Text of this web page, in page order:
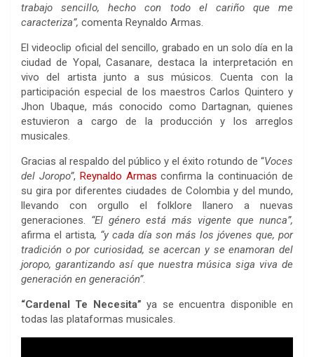
trabajo sencillo, hecho con todo el cariño que me
caracteriza”, comenta Reynaldo Armas.
El videoclip oficial del sencillo, grabado en un solo día en la
ciudad de Yopal, Casanare, destaca la interpretación en
vivo del artista junto a sus músicos. Cuenta con la
participación especial de los maestros Carlos Quintero y
Jhon Ubaque, más conocido como Dartagnan, quienes
estuvieron a cargo de la producción y los arreglos
musicales.
Gracias al respaldo del público y el éxito rotundo de “Voces
del Joropo”, Reynaldo Armas confirma la continuación de
su gira por diferentes ciudades de Colombia y del mundo,
llevando con orgullo el folklore llanero a nuevas
generaciones. “El género está más vigente que nunca”,
afirma el artista, “y cada día son más los jóvenes que, por
tradición o por curiosidad, se acercan y se enamoran del
joropo, garantizando así que nuestra música siga viva de
generación en generación”.
“Cardenal Te Necesita” ya se encuentra disponible en
todas las plataformas musicales.